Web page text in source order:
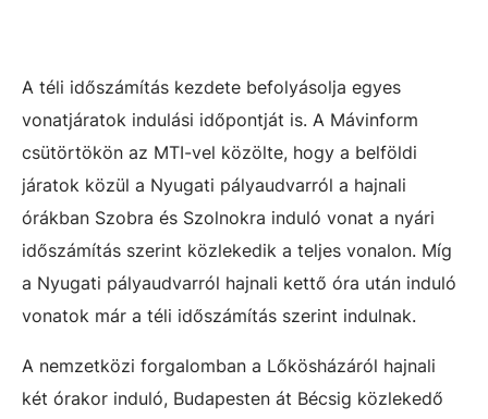
A téli időszámítás kezdete befolyásolja egyes
vonatjáratok indulási időpontját is. A Mávinform
csütörtökön az MTI-vel közölte, hogy a belföldi
járatok közül a Nyugati pályaudvarról a hajnali
órákban Szobra és Szolnokra induló vonat a nyári
időszámítás szerint közlekedik a teljes vonalon. Míg
a Nyugati pályaudvarról hajnali kettő óra után induló
vonatok már a téli időszámítás szerint indulnak.
A nemzetközi forgalomban a Lőkösházáról hajnali
két órakor induló, Budapesten át Bécsig közlekedő